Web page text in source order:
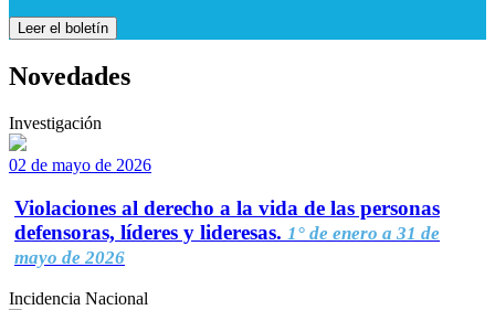
Leer el boletín
Novedades
Investigación
02 de mayo de 2026
Violaciones al derecho a la vida de las personas
defensoras, líderes y lideresas. 1° de enero a 31 de
mayo de 2026
Incidencia Nacional